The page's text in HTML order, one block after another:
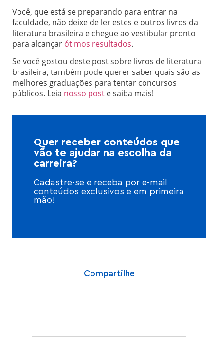
Você, que está se preparando para entrar na
faculdade, não deixe de ler estes e outros livros da
literatura brasileira e chegue ao vestibular pronto
para alcançar ótimos resultados.
Se você gostou deste post sobre livros de literatura
brasileira, também pode querer saber quais são as
melhores graduações para tentar concursos
públicos. Leia nosso post e saiba mais!
Quer receber conteúdos que
vão te ajudar na escolha da
carreira?
Cadastre-se e receba por e-mail
conteúdos exclusivos e em primeira
mão!
Compartilhe